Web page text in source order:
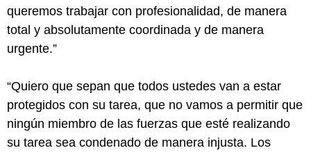
queremos trabajar con profesionalidad, de manera
total y absolutamente coordinada y de manera
urgente.”
“Quiero que sepan que todos ustedes van a estar
protegidos con su tarea, que no vamos a permitir que
ningún miembro de las fuerzas que esté realizando
su tarea sea condenado de manera injusta. Los